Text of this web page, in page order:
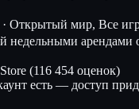
· Открытый мир, Все
недельными арендами
(116 454 оценок)
есть — доступ